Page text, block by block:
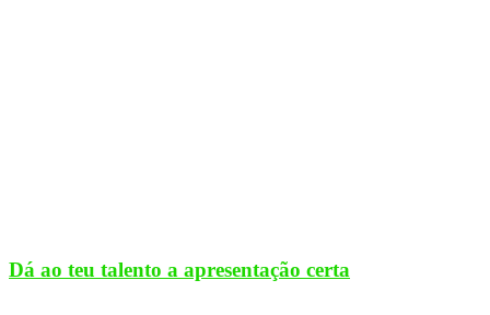
Dá ao teu talento a apresentação certa